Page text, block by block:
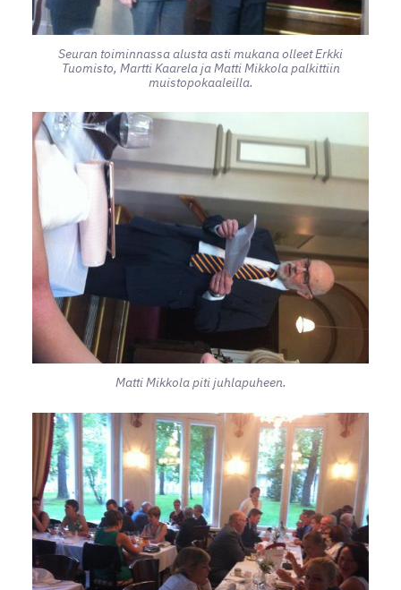
Seuran toiminnassa alusta asti mukana olleet Erkki
Tuomisto, Martti Kaarela ja Matti Mikkola palkittiin
muistopokaaleilla.
Matti Mikkola piti juhlapuheen.